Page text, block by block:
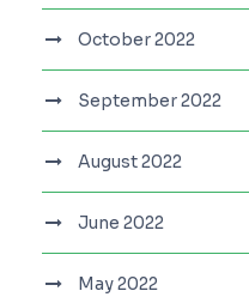
October 2022
September 2022
August 2022
June 2022
May 2022